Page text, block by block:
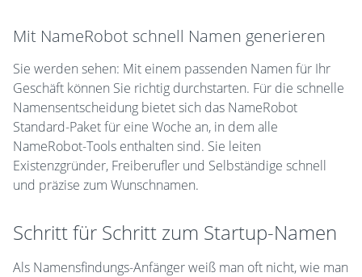
Mit NameRobot schnell Namen generieren
Sie werden sehen: Mit einem passenden Namen für Ihr
Geschäft können Sie richtig durchstarten. Für die schnelle
Namensentscheidung bietet sich das NameRobot
Standard-Paket für eine Woche an, in dem alle
NameRobot-Tools enthalten sind. Sie leiten
Existenzgründer, Freiberufler und Selbständige schnell
und präzise zum Wunschnamen.
Schritt für Schritt zum Startup-Namen
Als Namensfindungs-Anfänger weiß man oft nicht, wie man